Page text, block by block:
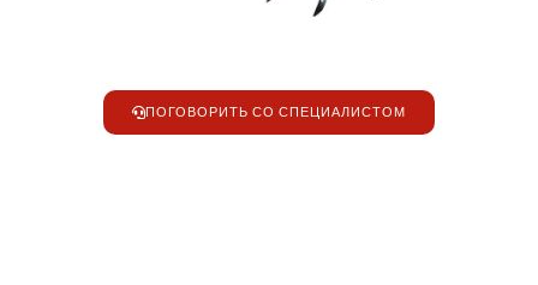
ПОГОВОРИТЬ СО СПЕЦИАЛИСТОМ